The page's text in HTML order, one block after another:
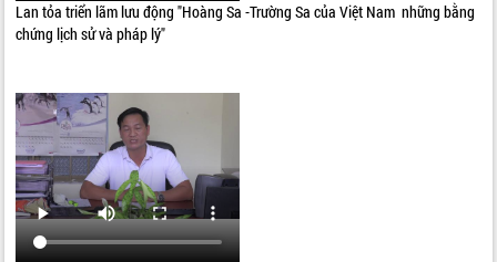
Lan tỏa triển lãm lưu động "Hoàng Sa -Trường Sa của Việt Nam những bằng
chứng lịch sử và pháp lý"